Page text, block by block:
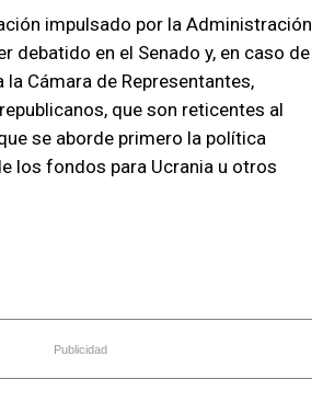
impulsado por la Administración
debatido en el Senado y, en caso de
la Cámara de Representantes,
que son reticentes al
se aborde primero la política
los fondos para Ucrania u otros
Publicidad